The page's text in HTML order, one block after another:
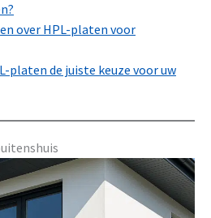
over HPL-platen voor
platen de juiste keuze voor uw